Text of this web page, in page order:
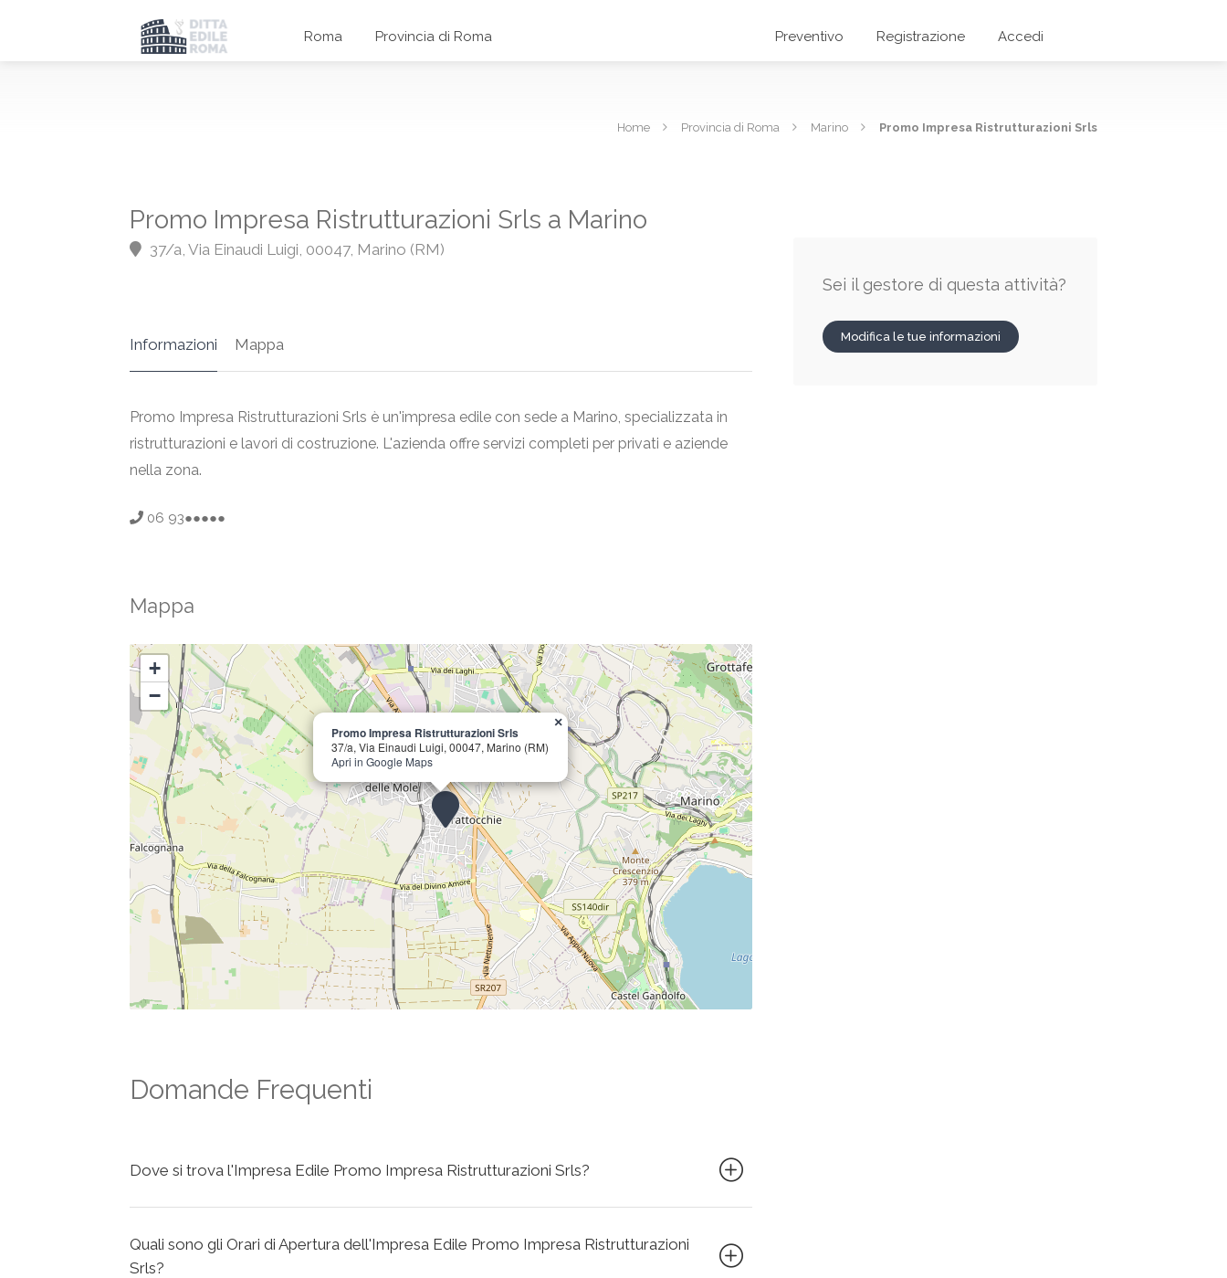
Roma Provincia di Roma Preventivo Registrazione Accedi
Home Provincia di Roma Marino Promo Impresa Ristrutturazioni Srls
Promo Impresa Ristrutturazioni Srls a Marino
37/a, Via Einaudi Luigi, 00047, Marino (RM)
Informazioni Mappa
Promo Impresa Ristrutturazioni Srls è un'impresa edile con sede a Marino, specializzata in
ristrutturazioni e lavori di costruzione. L'azienda offre servizi completi per privati e aziende
nella zona.
06 93●●●●●
Mappa
Promo Impresa Ristrutturazioni Srls
37/a, Via Einaudi Luigi, 00047, Marino (RM)
Apri in Google Maps
×
+
−
Domande Frequenti
Dove si trova l'Impresa Edile Promo Impresa Ristrutturazioni Srls?
Quali sono gli Orari di Apertura dell'Impresa Edile Promo Impresa Ristrutturazioni
Srls?
Sei il gestore di questa attività?
Modifica le tue informazioni